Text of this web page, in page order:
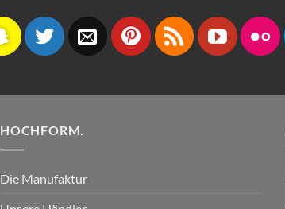
HOCHFORM.
Die Manufaktur